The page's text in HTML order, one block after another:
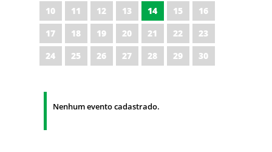
10
11 12 13 14 15
16
17
18 19 20 21 22
23
24
25 26 27 28 29 30
Nenhum evento cadastrado.